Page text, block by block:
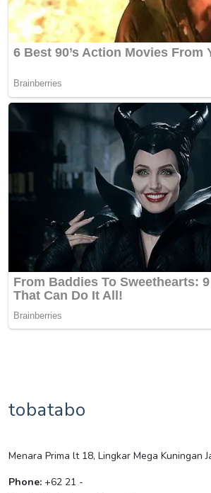
tobatabo
Menara Prima lt 18, Lingkar Mega Kuningan
Phone: +62 21 -